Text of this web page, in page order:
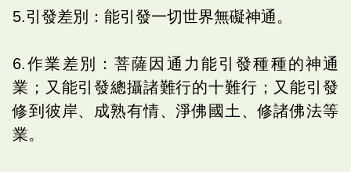
5.引發差別：能引發一切世界無礙神通。
6.作業差別：菩薩因通力能引發種種的神通
業；又能引發總攝諸難行的十難行；又能引發
修到彼岸、成熟有情、淨佛國土、修諸佛法等
業。